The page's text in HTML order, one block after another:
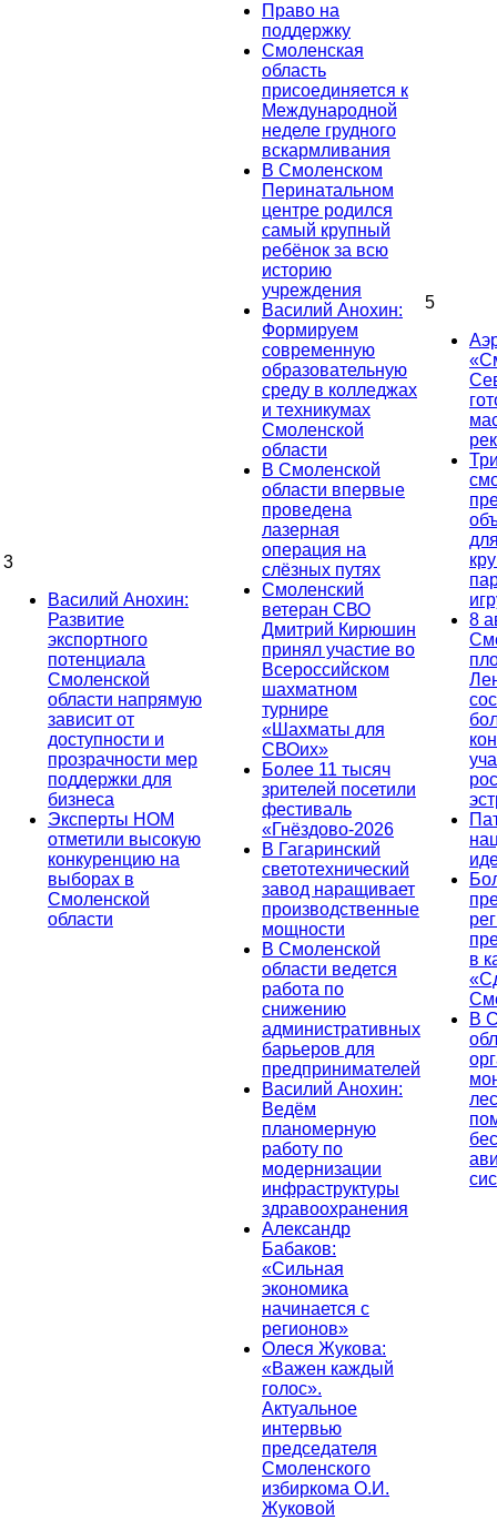
3
Василий Анохин:
Развитие
экспортного
потенциала
Смоленской
области напрямую
зависит от
доступности и
прозрачности мер
поддержки для
бизнеса
Эксперты НОМ
отметили высокую
конкуренцию на
выборах в
Смоленской
области
Право на
поддержку
Смоленская
область
присоединяется к
Международной
неделе грудного
вскармливания
В Смоленском
Перинатальном
центре родился
самый крупный
ребёнок за всю
историю
учреждения
Василий Анохин:
Формируем
современную
образовательную
среду в колледжах
и техникумах
Смоленской
области
В Смоленской
области впервые
проведена
лазерная
операция на
слёзных путях
Смоленский
ветеран СВО
Дмитрий Кирюшин
принял участие во
Всероссийском
шахматном
турнире
«Шахматы для
СВОих»
Более 11 тысяч
зрителей посетили
фестиваль
«Гнёздово-2026
В Гагаринский
светотехнический
завод наращивает
производственные
мощности
В Смоленской
области ведется
работа по
снижению
административных
барьеров для
предпринимателей
Василий Анохин:
Ведём
планомерную
работу по
модернизации
инфраструктуры
здравоохранения
Александр
Бабаков:
«Сильная
экономика
начинается с
регионов»
Олеся Жукова:
«Важен каждый
голос».
Актуальное
интервью
председателя
Смоленского
избиркома О.И.
Жуковой
5
8
в
В